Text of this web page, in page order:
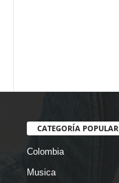
CATEGORÍA POPULAR
Colombia
Musica